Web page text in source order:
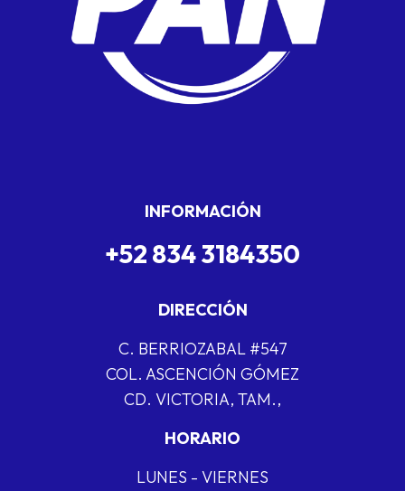
INFORMACIÓN
+52 834 3184350
DIRECCIÓN
C. BERRIOZABAL #547
COL. ASCENCIÓN GÓMEZ
CD. VICTORIA, TAM.,
HORARIO
LUNES - VIERNES